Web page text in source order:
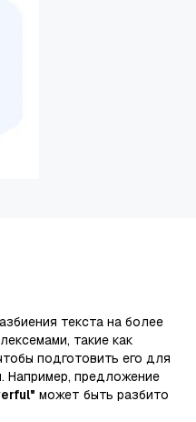
текста на более
такие как
подготовить его для
Например, предложение
может быть разбито